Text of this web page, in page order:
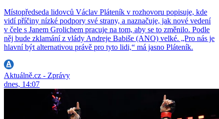
Místopředseda lidovců Václav Pláteník v rozhovoru popisuje, kde
vidí příčiny nízké podpory své strany, a naznačuje, jak nové vedení
v čele s Janem Grolichem pracuje na tom, aby se to změnilo. Podle
něj bude zklamání z vlády Andreje Babiše (ANO) velké. „Pro nás je
hlavní být alternativou právě pro tyto lidi,“ má jasno Pláteník.
Aktuálně.cz - Zprávy
dnes, 14:07